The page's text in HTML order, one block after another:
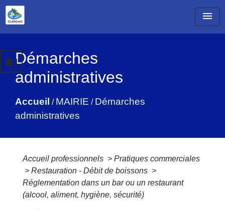
menu
Démarches
administratives
Accueil / MAIRIE / Démarches
administratives
import_contacts
Accueil professionnels > Pratiques commerciales
> Restauration - Débit de boissons >
Réglementation dans un bar ou un restaurant
(alcool, aliment, hygiène, sécurité)